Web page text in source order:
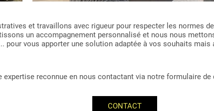
et travaillons avec rigueur pour respecter les normes
un accompagnement personnalisé et nous nous
pour vous apporter une solution adaptée à vos souhaits mais
reconnue en nous contactant via notre formulaire de
CONTACT